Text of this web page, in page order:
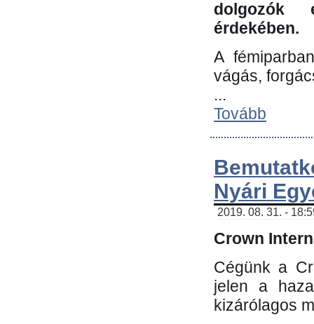
dolgozók
érdekében.
A
vágás,
...
Tovább
Nyári
2019. 08. 31. -
Crown
Cégünk a
jelen a
kizárólagos